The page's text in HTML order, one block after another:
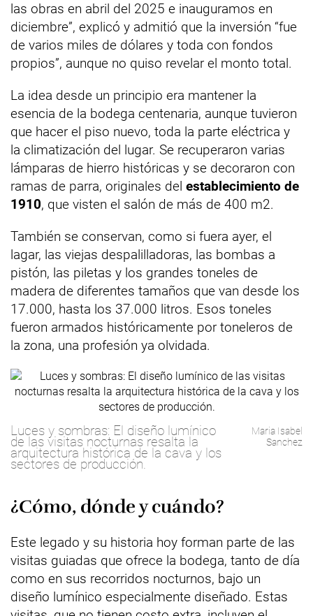
las obras en abril del 2025 e inauguramos en
diciembre”, explicó y admitió que la inversión “fue
de varios miles de dólares y toda con fondos
propios”, aunque no quiso revelar el monto total.
La idea desde un principio era mantener la
esencia de la bodega centenaria, aunque tuvieron
que hacer el piso nuevo, toda la parte eléctrica y
la climatización del lugar. Se recuperaron varias
lámparas de hierro históricas y se decoraron con
ramas de parra, originales del establecimiento de
1910, que visten el salón de más de 400 m2.
También se conservan, como si fuera ayer, el
lagar, las viejas despalilladoras, las bombas a
pistón, las piletas y los grandes toneles de
madera de diferentes tamaños que van desde los
17.000, hasta los 37.000 litros. Esos toneles
fueron armados históricamente por toneleros de
la zona, una profesión ya olvidada.
Luces y sombras: El diseño lumínico
de las visitas nocturnas resalta la
arquitectura histórica de la cava y los
sectores de producción.
Maria Isabel
Sanchez
¿Cómo, dónde y cuándo?
Este legado y su historia hoy forman parte de las
visitas guiadas que ofrece la bodega, tanto de día
como en sus recorridos nocturnos, bajo un
diseño lumínico especialmente diseñado. Estas